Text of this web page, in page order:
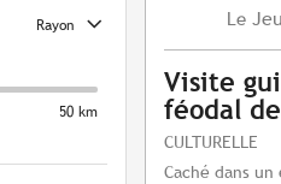
Rayon
50 km
Le
Visite
féodal
CULTURELLE
Caché dans